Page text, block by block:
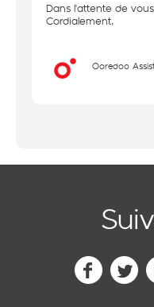
Dans l'attente de
Cordialement,
Ooredoo